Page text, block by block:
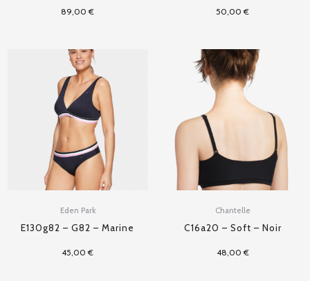
89,00€ 50,00€
Eden Park
E130g82 – G82 – Marine
45,00€
Chantelle
C16a20 – Soft – Noir
48,00€